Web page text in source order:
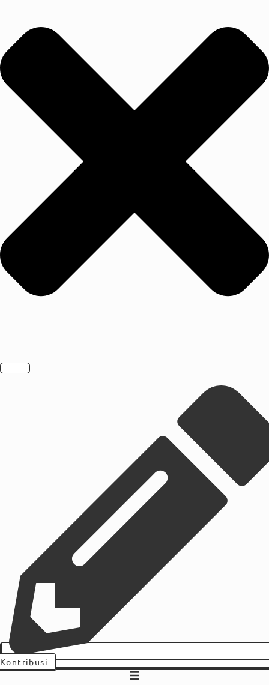
Kontribusi